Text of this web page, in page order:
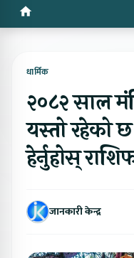
धार्मिक
२०८२ साल
यस्तो रहेको
हेर्नुहोस्
जानकारी केन्द्र